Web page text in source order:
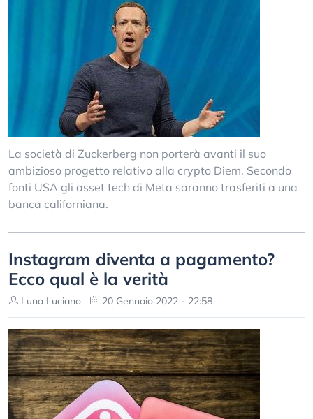
La società di Zuckerberg non porterà avanti il suo
ambizioso progetto relativo alla crypto Diem. Secondo
fonti USA gli asset tech di Meta saranno trasferiti a una
banca californiana.
Instagram diventa a pagamento?
Ecco qual è la verità
Luna Luciano 20 Gennaio 2022 - 22:58